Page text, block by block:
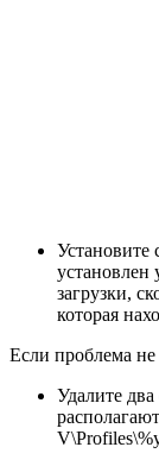
установлен
загрузки,
которая
Если проблема не
Удалите